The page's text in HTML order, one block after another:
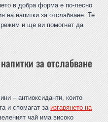
в добра форма е по-лесно
на напитки за отслабване. Те
и ще ви помогнат да
за отслабване
– антиоксиданти, които
и спомагат за изгарянето на
чай има високо